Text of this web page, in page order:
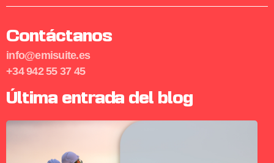
Contáctanos
info@emisuite.es
+34 942 55 37 45
Última entrada del blog